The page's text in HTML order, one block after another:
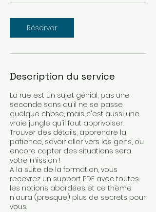
Réserver
Description du service
La rue est un sujet génial, pas une
seconde sans qu'il ne se passe
quelque chose, mais c'est aussi une
vraie jungle qu'il faut apprivoiser.
Trouver des détails, apprendre la
patience, savoir aller vers les gens, ou
encore capter des situations sera
votre mission !
A la suite de la formation, vous
recevrez un support PDF avec toutes
les notions abordées et ce thème
n'aura (presque) plus de secrets pour
vous.